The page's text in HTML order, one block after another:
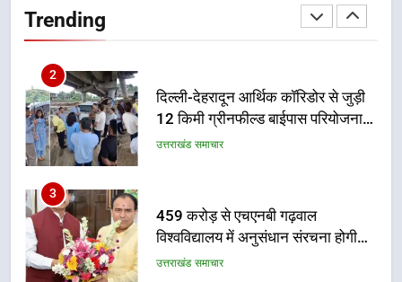
Trending
का डीएम ने किया निरीक्षण; समयबद्ध एवं
नहींः डीएम
3
459 करोड़ से एचएनबी गढ़वाल
विश्वविद्यालय में अनुसंधान संरचना होगी
सुदृढ
उत्तराखंड समाचार
4
भारी से बहुत भारी वर्षा की चेतावनी के बीच
जिला प्रशासन अलर्ट, सभी विभागों को हाई
अलर्ट पर रहने के निर्देश
उत्तराखंड समाचार